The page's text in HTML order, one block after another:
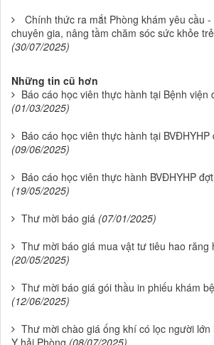
Chính thức ra mắt Phòng khám yêu cầu
chuyên gia, nâng tầm chăm sóc sức khỏe
(30/07/2025)
Những tin cũ hơn
Báo cáo học viên thực hành tại Bệnh viện
(01/03/2025)
Báo cáo học viên thực hành tại
(09/06/2025)
Báo cáo học viên thực hành BVĐHYHP
(19/05/2025)
Thư mời báo giá (07/01/2025)
Thư mời báo giá mua vật tư tiêu hao răng
(20/05/2025)
Thư mời báo giá gói thầu in phiếu khám
(12/06/2025)
Thư mời chào giá ống khí có lọc người